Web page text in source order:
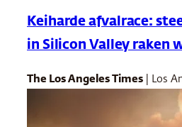
Keiharde afvalrace:
in Silicon Valley raken
The Los Angeles Times | Los